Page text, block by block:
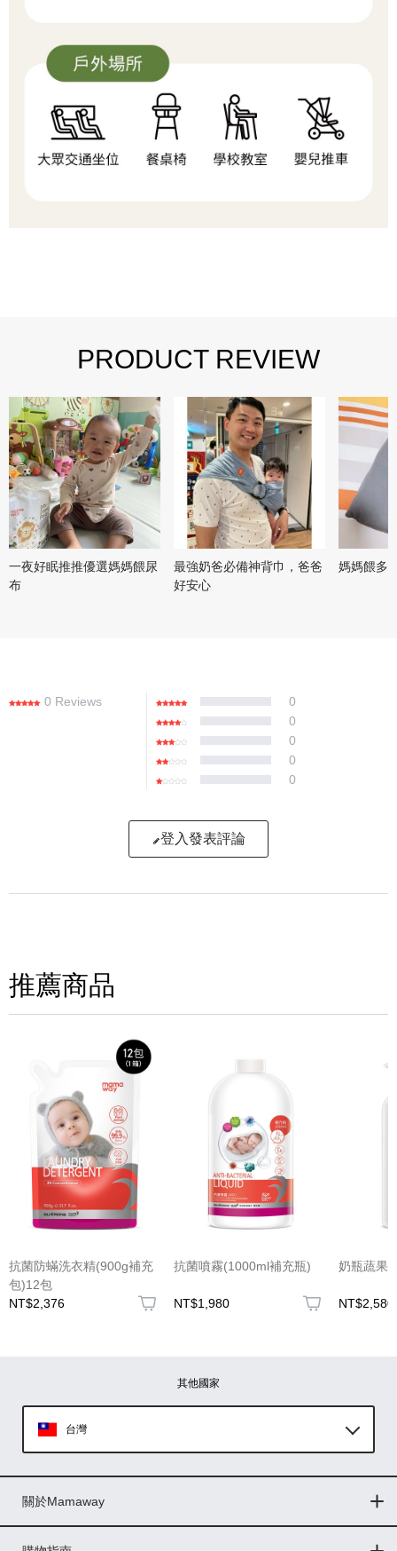
PRODUCT REVIEW
一夜好眠推推優選媽媽餵尿
布
最強奶爸必備神背巾，爸爸
好安心
媽媽餵多
0 Reviews
0
0
0
0
0
登入發表評論
(圖片格式限jpg、jpeg)
推薦商品
抗菌防蟎洗衣精(900g補充
包)12包
NT$2,376
抗菌噴霧(1000ml補充瓶)
NT$1,980
奶瓶蔬果
NT$2,580
其他國家
台灣
印尼
菲律賓
關於Mamaway
門市據點
最新消息
品牌故事
人力招募
媒體花絮
隱私權聲明
CSR企業社會責任